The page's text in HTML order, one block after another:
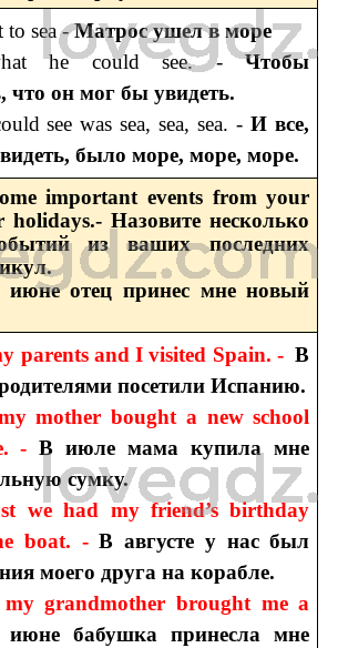
to sea -Матрос ушел в море
he could see. -Чтобы
что он мог бы увидеть.
see was sea, sea, sea. -И все,
было море, море, море.
important events from your
holidays.- Назовите несколько
из ваших последних
отец принес мне новый
parents and I visited Spain. - В
посетили Испанию.
mother bought a new school
-В июле мама купила мне
сумку.
we had my friend’s birthday
boat. -В августе у нас был
моего друга на корабле.
grandmother brought me a
бабушка принесла мне